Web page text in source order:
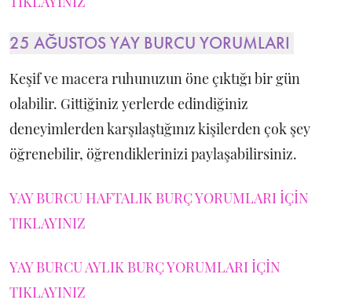
25 AĞUSTOS YAY BURCU YORUMLARI
Keşif ve macera ruhunuzun öne çıktığı bir gün
olabilir. Gittiğiniz yerlerde edindiğiniz
deneyimlerden karşılaştığınız kişilerden çok şey
öğrenebilir, öğrendiklerinizi paylaşabilirsiniz.
YAY BURCU HAFTALIK BURÇ YORUMLARI İÇİN
TIKLAYINIZ
YAY BURCU AYLIK BURÇ YORUMLARI İÇİN
TIKLAYINIZ